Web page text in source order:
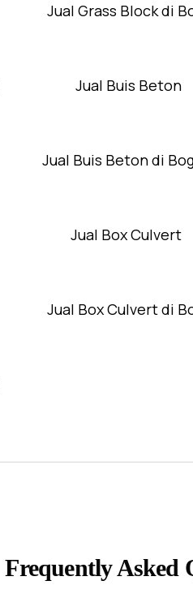
Jual Grass Block di
Jual Buis Beton
Jual Buis Beton di
Jual Box Culvert
Jual Box Culvert di
Frequently Asked